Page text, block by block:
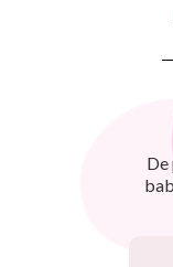
De
2009
2010